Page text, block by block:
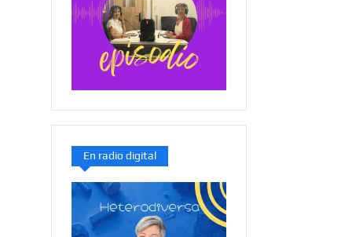
En radio digital